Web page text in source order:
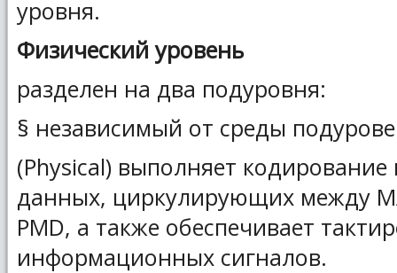
уровня.
Физический уровень
разделен на два подуровня:
§ независимый от среды
(Physical) выполняет
данных, циркулирующих между
PMD, а также обеспечивает
информационных сигналов.